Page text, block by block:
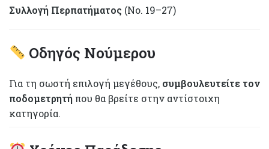
Συλλογή Περπατήματος (Νο. 19–27)
Οδηγός Νούμερου
Για τη σωστή επιλογή μεγέθους, συμβουλευτείτε τον
ποδομετρητή που θα βρείτε στην αντίστοιχη
κατηγορία.